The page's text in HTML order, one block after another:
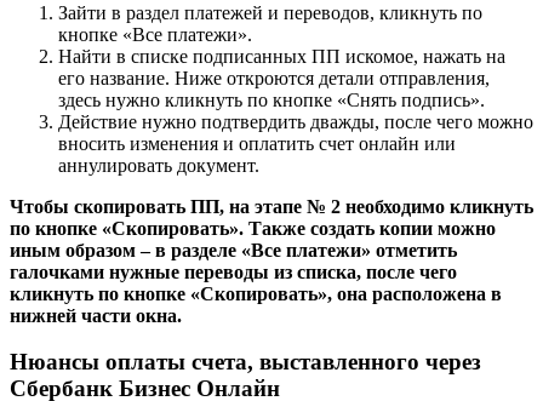
Зайти в раздел платежей и переводов, кликнуть по
кнопке «Все платежи».
Найти в списке подписанных ПП искомое, нажать на
его название. Ниже откроются детали отправления,
здесь нужно кликнуть по кнопке «Снять подпись».
Действие нужно подтвердить дважды, после чего можно
вносить изменения и оплатить счет онлайн или
аннулировать документ.
Чтобы скопировать ПП, на этапе № 2 необходимо кликнуть
по кнопке «Скопировать». Также создать копии можно
иным образом – в разделе «Все платежи» отметить
галочками нужные переводы из списка, после чего
кликнуть по кнопке «Скопировать», она расположена в
нижней части окна.
Нюансы оплаты счета, выставленного через
Сбербанк Бизнес Онлайн